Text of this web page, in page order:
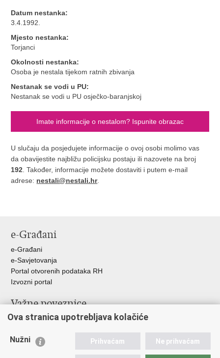
Datum nestanka:
3.4.1992.
Mjesto nestanka:
Torjanci
Okolnosti nestanka:
Osoba je nestala tijekom ratnih zbivanja
Nestanak se vodi u PU:
Nestanak se vodi u PU osječko-baranjskoj
Imate informacije o nestalom? Ispunite obrazac
U slučaju da posjedujete informacije o ovoj osobi molimo vas
da obavijestite najbližu policijsku postaju ili nazovete na broj
192. Također, informacije možete dostaviti i putem e-mail
adrese: nestali@nestali.hr.
e-Građani
e-Građani
e-Savjetovanja
Portal otvorenih podataka RH
Izvozni portal
Važne poveznice
Ministarstvo unutarnjih poslova RH
Nestale osobe u Domovinskom ratu (Ministarstvo hrvatskih
Ova stranica upotrebljava kolačiće
Nužni Prihvaćam Ne prihvaćam